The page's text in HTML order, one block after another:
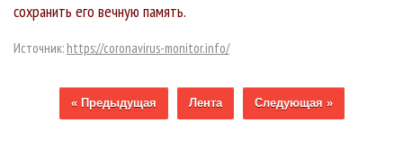
сохранить его вечную память.
Источник: https://coronavirus-monitor.info/
« Предыдущая Лента Следующая »